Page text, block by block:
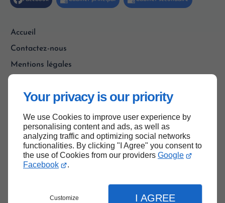
Your privacy is our priority
We use Cookies to improve user experience by
personalising content and ads, as well as
analyzing traffic and optimizing social networks
functionalities. By clicking "I Agree" you consent to
the use of Cookies from our providers Google
Facebook
.
Customize I AGREE
Accueil
Contactez-nous
Mentions légales
Haut de page